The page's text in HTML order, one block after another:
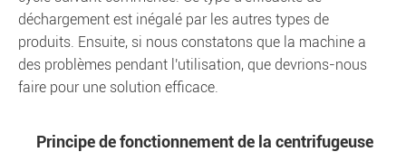
déchargement est inégalé par les autres types de
produits. Ensuite, si nous constatons que la machine a
des problèmes pendant l'utilisation, que devrions-nous
faire pour une solution efficace.
Principe de fonctionnement de la centrifugeuse